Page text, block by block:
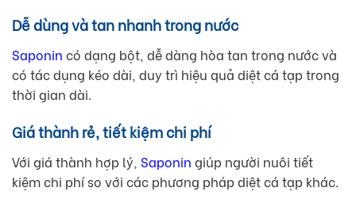
Dễ dùng và tan nhanh trong nước
Saponin có dạng bột, dễ dàng hòa tan trong nước và
có tác dụng kéo dài, duy trì hiệu quả diệt cá tạp trong
thời gian dài.
Giá thành rẻ, tiết kiệm chi phí
Với giá thành hợp lý, Saponin giúp người nuôi tiết
kiệm chi phí so với các phương pháp diệt cá tạp khác.